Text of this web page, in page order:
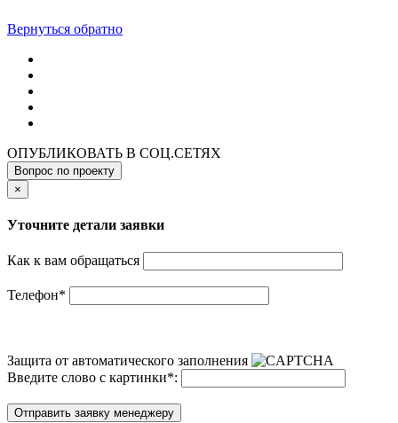
Вернуться обратно
ОПУБЛИКОВАТЬ В СОЦ.СЕТЯХ
Вопрос по проекту
×
Уточните детали заявки
Как к вам обращаться
Телефон*
Защита от автоматического заполнения
Введите слово с картинки*:
Отправить заявку менеджеру